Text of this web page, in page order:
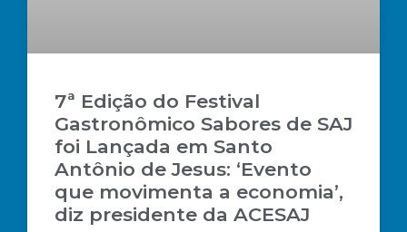
7ª Edição do Festival
Gastronômico Sabores de SAJ
foi Lançada em Santo
Antônio de Jesus: ‘Evento
que movimenta a economia’,
diz presidente da ACESAJ